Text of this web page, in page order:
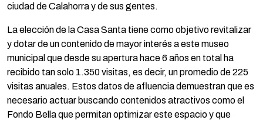
ciudad de Calahorra y de sus gentes.
La elección de la Casa Santa tiene como objetivo revitalizar
y dotar de un contenido de mayor interés a este museo
municipal que desde su apertura hace 6 años en total ha
recibido tan solo 1.350 visitas, es decir, un promedio de 225
visitas anuales. Estos datos de afluencia demuestran que es
necesario actuar buscando contenidos atractivos como el
Fondo Bella que permitan optimizar este espacio y que